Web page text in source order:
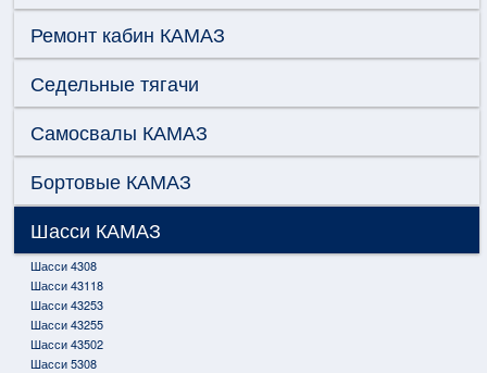
Ремонт кабин КАМАЗ
Седельные тягачи
Самосвалы КАМАЗ
Бортовые КАМАЗ
Шасси КАМАЗ
Шасси 4308
Шасси 43118
Шасси 43253
Шасси 43255
Шасси 43502
Шасси 5308